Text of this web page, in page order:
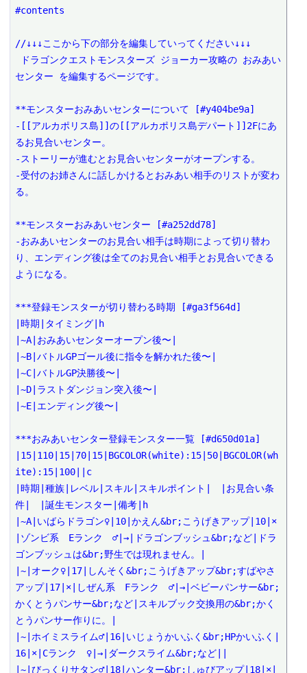
#contents
//↓↓↓ここから下の部分を編集していってください↓↓↓
センター を編集するページです。
**モンスターおみあいセンターについて [#y404be9a]
-[[アルカポリス島]]の[[アルカポリス島デパート]]2Fにあ
るお見合いセンター。
-ストーリーが進むとお見合いセンターがオープンする。
-受付のお姉さんに話しかけるとおみあい相手のリストが変わ
る。
**モンスターおみあいセンター [#a252dd78]
-おみあいセンターのお見合い相手は時期によって切り替わ
り、エンディング後は全てのお見合い相手とお見合いできる
ようになる。
***登録モンスターが切り替わる時期 [#ga3f564d]
|時期|タイミング|h
|~A|おみあいセンターオープン後〜|
|~B|バトルGPゴール後に指令を解かれた後〜|
|~C|バトルGP決勝後〜|
|~D|ラストダンジョン突入後〜|
|~E|エンディング後〜|
***おみあいセンター登録モンスター一覧 [#d650d01a]
|15|110|15|70|15|BGCOLOR(white):15|50|BGCOLOR(wh
ite):15|100||c
|時期|種族|レベル|スキル|スキルポイント|　|お見合い条
件|　|誕生モンスター|備考|h
|~A|いばらドラゴン♀|10|かえん&br;こうげきアップ|10|×
|ゾンビ系　Eランク　♂|→|ドラゴンブッシュ&br;など|ドラ
ゴンブッシュは&br;野生では現れません。|
|~|オーク♀|17|しんそく&br;こうげきアップ&br;すばやさ
アップ|17|×|しぜん系　Fランク　♂|→|ベビーパンサー&br;
かくとうパンサー&br;など|スキルブック交換用の&br;かく
とうパンサー作りに。|
|~|ホイミスライム♂|16|いじょうかいふく&br;HPかいふく|
16|×|Cランク　♀|→|ダークスライム&br;など||
|~|びっくりサタン♂|18|ハンター&br;しゅびアップ|18|×|